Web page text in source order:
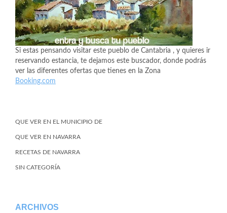
Si estas pensando visitar este pueblo de Cantabria , y quieres ir
reservando estancia, te dejamos este buscador, donde podrás
ver las diferentes ofertas que tienes en la Zona
Booking.com
QUE VER EN EL MUNICIPIO DE
QUE VER EN NAVARRA
RECETAS DE NAVARRA
SIN CATEGORÍA
ARCHIVOS